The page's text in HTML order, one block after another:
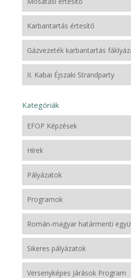
Karbantartás értesítő
Gázvezeték karbantartás
II. Kabai Éjszaki Strandparty
Kategóriák
EFOP Képzések
Hírek
Pályázatok
Programok
Román-magyar határmenti
Sikeres pályázatok
Versenyképes Járások Program